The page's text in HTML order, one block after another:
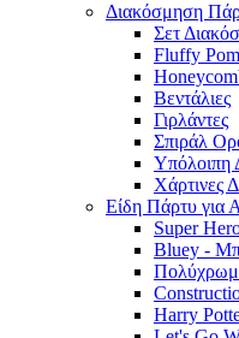
Διακόσμηση
Σετ
Fluffy
Βεντάλιες
Γιρλάντες
Σπιράλ
Υπόλοιπη
Χάρτινες
Είδη Πάρτυ για
Super
Bluey -
Harry